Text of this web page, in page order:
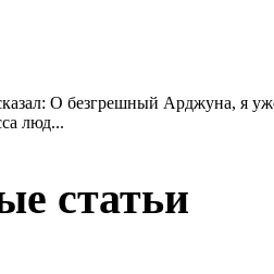
O безгрешный Арджуна, я
люд...
статьи